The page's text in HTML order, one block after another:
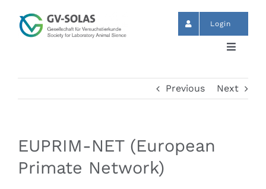
content
Login
Toggle
Start
Previous Next
EUPRIM-NET (European
Primate Network)